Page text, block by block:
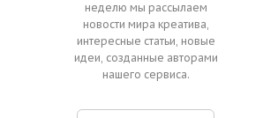
неделю мы рассылаем
новости мира креатива,
интересные статьи, новые
идеи, созданные авторами
нашего сервиса.